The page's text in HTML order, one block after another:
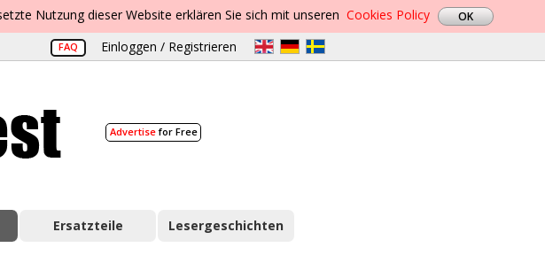
Nutzung dieser Website erklären Sie sich mit unseren Cookies Policy
FAQ Einloggen / Registrieren
Advertisefor Free
Ersatzteile Lesergeschichten